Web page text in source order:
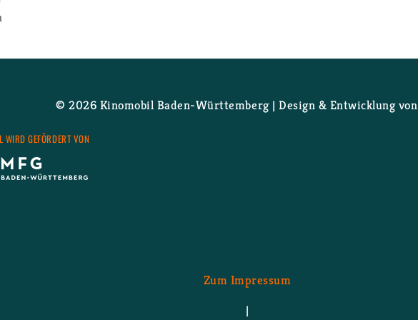
© 2026 Ki­no­mo­bil Ba­den-Würt­tem­berg | De­sign & Ent­wick­lung von
WIRD GE­FÖR­DERT VON
Zum Im­pres­sum
|